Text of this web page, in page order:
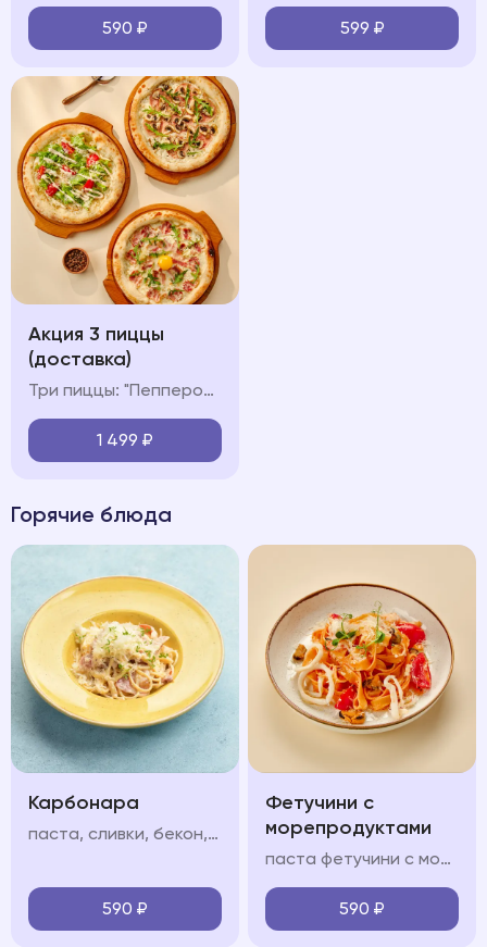
590 ₽ 599 ₽
Акция 3 пиццы
(доставка)
Три пиццы: "Пепперони", "Карбонара" и "Ветчина-Грибы"
1 499 ₽
Горячие блюда
Карбонара
паста, сливки, бекон, яйцо, пармезан
590 ₽
Фетучини с
морепродуктами
паста фетучини с морепродуктами в сливочно-томатном соусе с кальмарами, мидиями и креветками
590 ₽